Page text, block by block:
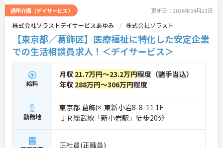
る職場も魅力の1つです。
ご興味のある方はお気軽にお問い合わせ下さいま
せ。
通所介護（デイサービス） 更新日：2026年04月23日
株式会社ソラストデイサービスあゆみ 株式会社ソラスト
【東京都／葛飾区】医療福祉に特化した安定企業
での生活相談員求人！＜デイサービス＞
給料
月収 21.7万円～23.2万円程度（諸手当込）
年収 288万円～306万円程度
勤務地
東京都 葛飾区 東新小岩8-8-11 1F
ＪＲ総武線「新小岩駅」徒歩20分
正社員(正職員)